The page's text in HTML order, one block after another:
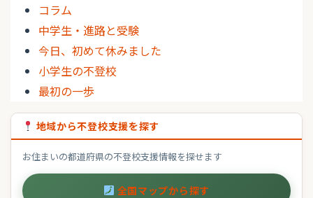
コラム
中学生・進路と受験
今日、初めて休みました
小学生の不登校
最初の一歩
地域から不登校支援を探す
お住まいの都道府県の不登校支援情報を探せます
全国マップから探す